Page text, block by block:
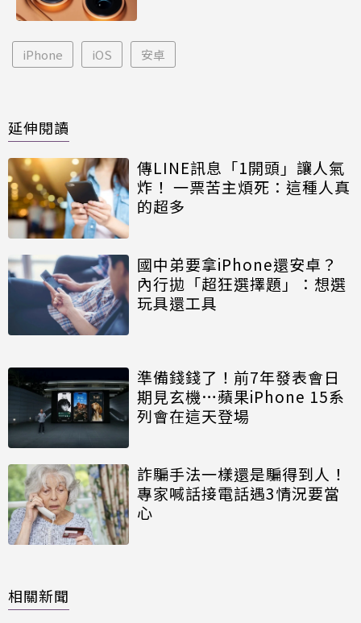
iPhone iOS 安卓
延伸閱讀
傳LINE訊息「1開頭」讓人氣
炸！ 一票苦主煩死：這種人真
的超多
國中弟要拿iPhone還安卓？
內行拋「超狂選擇題」：想選
玩具還工具
準備錢錢了！前7年發表會日
期見玄機…蘋果iPhone 15系
列會在這天登場
詐騙手法一樣還是騙得到人！
專家喊話接電話遇3情況要當
心
相關新聞